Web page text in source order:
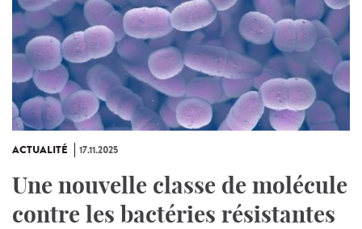
ACTUALITÉ 17.11.2025
Une nouvelle classe de molécule
contre les bactéries résistantes